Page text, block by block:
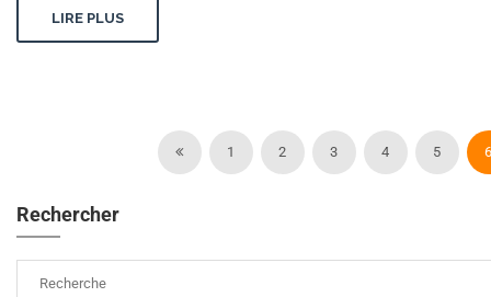
LIRE PLUS
1 2 3 4 5 6
Rechercher